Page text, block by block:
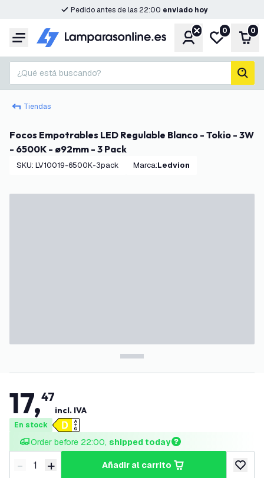
Pedido antes de las 22:00 enviado hoy
Menú CuentaMi lista de
0 0
¿Qué está buscando?
Tiendas
Focos Empotrables LED Regulable Blanco - Tokio - 3W
- 6500K - ø92mm - 3 Pack
SKU: LV10019-6500K-3pack Marca: Ledvion
17,47
incl. IVA
En stock
Order before 22:00, shipped today
Disminuir cantidad
- Aumentar cantidad
+ añadir al carrito
añadir